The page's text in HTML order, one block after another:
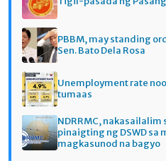
PBBM, may standing
Sen. Bato Dela Rosa
Unemployment rate
tumaas
NDRRMC,
pinaigting ng DSWD sa
magkasunod na bagyo